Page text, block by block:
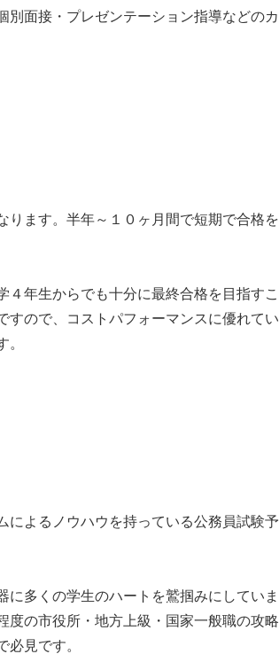
面接・プレゼンテーション指導などのカ
ります。半年～１０ヶ月間で短期で合格を
年生からでも十分に最終合格を目指すこ
すので、コストパフォーマンスに優れてい
。
によるノウハウを持っている公務員試験予
多くの学生のハートを鷲掴みにしていま
度の市役所・地方上級・国家一般職の攻略
必見です。